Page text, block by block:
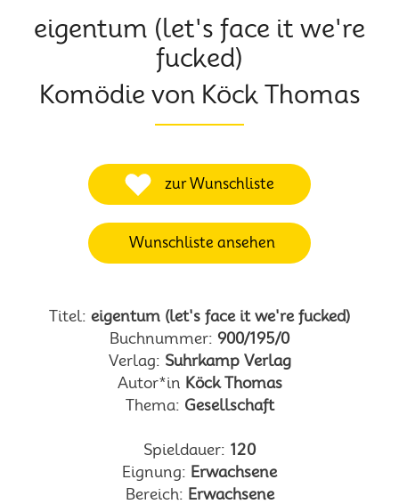
zur Wunschliste
Wunschliste ansehen
eigentum (let's face it we're
fucked)
Komödie von Köck Thomas
Titel: eigentum (let's face it we're fucked)
Buchnummer: 900/195/0
Verlag: Suhrkamp Verlag
Autor*in Köck Thomas
Thema: Gesellschaft
Spieldauer: 120
Eignung: Erwachsene
Bereich: Erwachsene